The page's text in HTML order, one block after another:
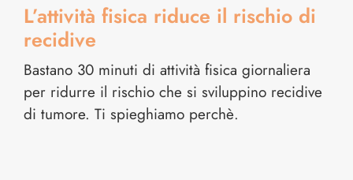
L’attività fisica riduce il rischio di
recidive
Bastano 30 minuti di attività fisica giornaliera
per ridurre il rischio che si sviluppino recidive
di tumore. Ti spieghiamo perchè.